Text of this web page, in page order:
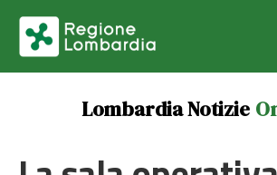
Lombardia Notizie